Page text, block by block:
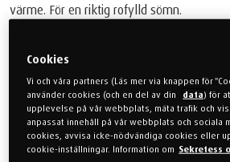
värme. För en riktig rofylld sömn.
bäddmadrass*
10.999 kr5.500 krSpara 5.500 kr
50% RABATT
Cookies
Vi och våra partners (Läs mer via knappen för
använder cookies (och en del av din
data) för
upplevelse på vår webbplats, mäta trafik och
anpassat innehåll på vår webbplats och sociala
cookies, avvisa icke-nödvändiga cookies eller
cookie-inställningar. Information om Sekretess